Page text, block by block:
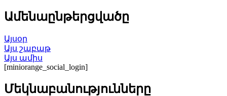
Ամենաընթերցվածը
Այսօր
Այս շաբաթ
Այս ամիս
[miniorange_social_login]
Մեկնաբանությունները